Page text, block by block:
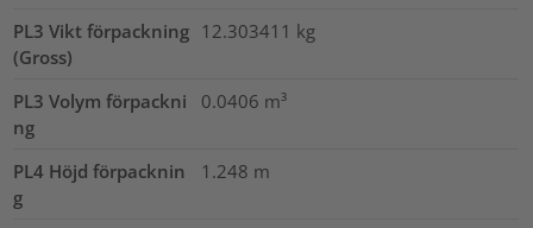
PL3 Vikt förpackning
(Gross)
12.303411 kg
PL3 Volym förpackni
ng
0.0406 m³
PL4 Höjd förpacknin
g
1.248 m